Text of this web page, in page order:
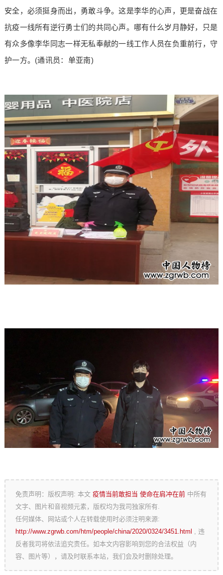
安全，必须挺身而出，勇敢斗争。这是李华的心声，更是奋战在
抗疫一线所有逆行勇士们的共同心声。哪有什么岁月静好，只是
有众多像李华同志一样无私奉献的一线工作人员在负重前行，守
护一方。(通讯员：单亚南)
免责声明：版权声明: 本文疫情当前敢担当 使命在肩冲在前 中所有
文字、图片和音视频元素，版权均为我司独家所有.
任何媒体、网站或个人在转载使用时必须注明来源:
http://www.zgrwb.com/htm/people/china/2020/0324/3451.html , 违
反者我司将依法追究责任。如本文内容影响到您的合法权益（内
容、图片等），请及时联系本站，我们会及时删除处理。